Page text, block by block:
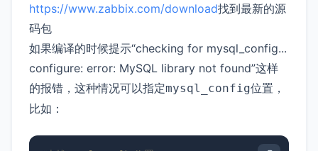
https://www.zabbix.com/download找到最新的源
码包
如果编译的时候提示“checking for mysql_config...
configure: error: MySQL library not found”这样
的报错，这种情况可以指定mysql_config位置，
比如：